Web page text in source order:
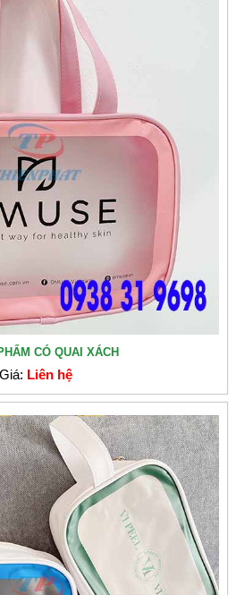
CÓ QUAI XÁCH
Giá: Liên hệ